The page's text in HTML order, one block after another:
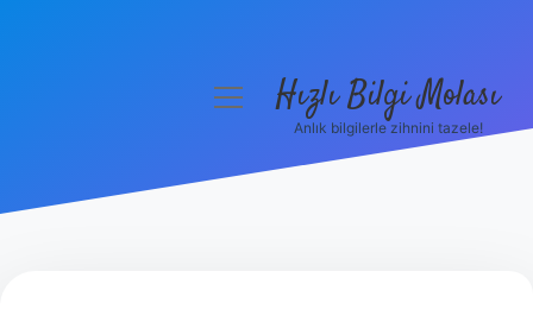
menüyüHızlı Bilgi Molası
Anlık bilgilerle zihnini tazele!